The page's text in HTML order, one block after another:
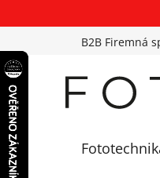
na
obsah
B2B Firemná